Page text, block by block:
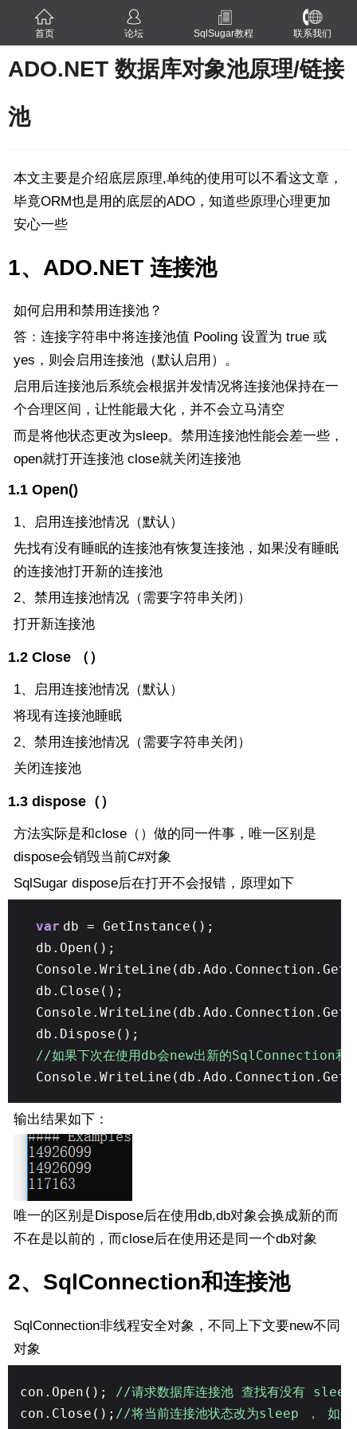
首页 论坛 SqlSugar教程 联系我们
ADO.NET 数据库对象池原理/链接
池
本文主要是介绍底层原理,单纯的使用可以不看这文章，
毕竟ORM也是用的底层的ADO，知道些原理心理更加
安心一些
1、ADO.NET 连接池
如何启用和禁用连接池？
答：连接字符串中将连接池值 Pooling 设置为 true 或
yes，则会启用连接池（默认启用）。
启用后连接池后系统会根据并发情况将连接池保持在一
个合理区间，让性能最大化，并不会立马清空
而是将他状态更改为sleep。禁用连接池性能会差一些，
open就打开连接池 close就关闭连接池
1.1 Open()
1、启用连接池情况（默认）
先找有没有睡眠的连接池有恢复连接池，如果没有睡眠
的连接池打开新的连接池
2、禁用连接池情况（需要字符串关闭）
打开新连接池
1.2 Close （）
1、启用连接池情况（默认）
将现有连接池睡眠
2、禁用连接池情况（需要字符串关闭）
关闭连接池
1.3 dispose（）
方法实际是和close（）做的同一件事，唯一区别是
dispose会销毁当前C#对象
SqlSugar dispose后在打开不会报错，原理如下
var db = GetInstance();
db.Open();
db.Close();
db.Dispose();
//如果下次在使用db会new出新的SqlConnection
输出结果如下：
唯一的区别是Dispose后在使用db,db对象会换成新的而
不在是以前的，而close后在使用还是同一个db对象
2、SqlConnection和连接池
SqlConnection非线程安全对象，不同上下文要new不同
对象
con.Open();
//请求数据库连接池 查找有没有 sleep
con.Close(); //将当前连接池状态改为sleep ， 如果